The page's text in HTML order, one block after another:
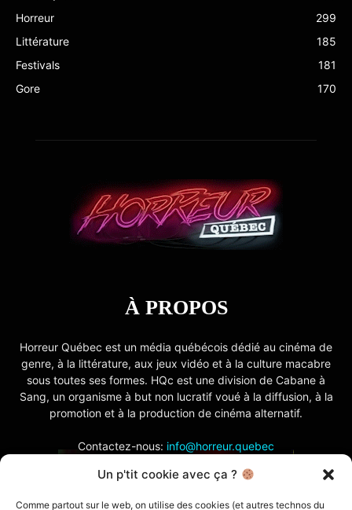
Un p'tit cookie avec ça ?
Comme partout sur le web, on utilise des cookies (et autres technos du
Horreur
299
Littérature
185
Festivals
181
Gore
170
À PROPOS
Horreur Québec est un média québécois dédié au cinéma de
genre, à la littérature, aux jeux vidéo et à la culture macabre
sous toutes ses formes. HQc est une division de Cabane à
Sang, un organisme à but non lucratif voué à la diffusion, à la
promotion et à la production de cinéma alternatif.
Contactez-nous: info@horreur.quebec